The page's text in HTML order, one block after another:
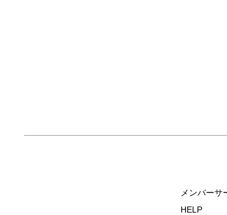
メンバーサ
HELP